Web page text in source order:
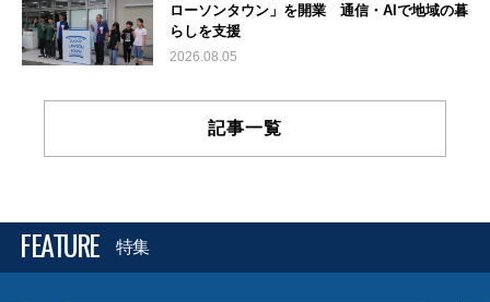
ローソンタウン」を開業 通信・AIで地域の暮
らしを支援
2026.08.05
記事一覧
FEATURE 特集